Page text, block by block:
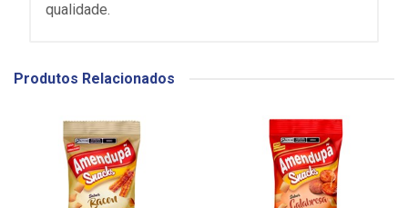
qualidade.
Produtos Relacionados